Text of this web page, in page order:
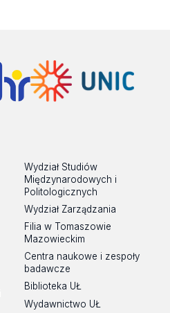
Wydział Studiów
Międzynarodowych i
Politologicznych
Wydział Zarządzania
Filia w Tomaszowie
Mazowieckim
Centra naukowe i zespoły
badawcze
Biblioteka UŁ
Wydawnictwo UŁ